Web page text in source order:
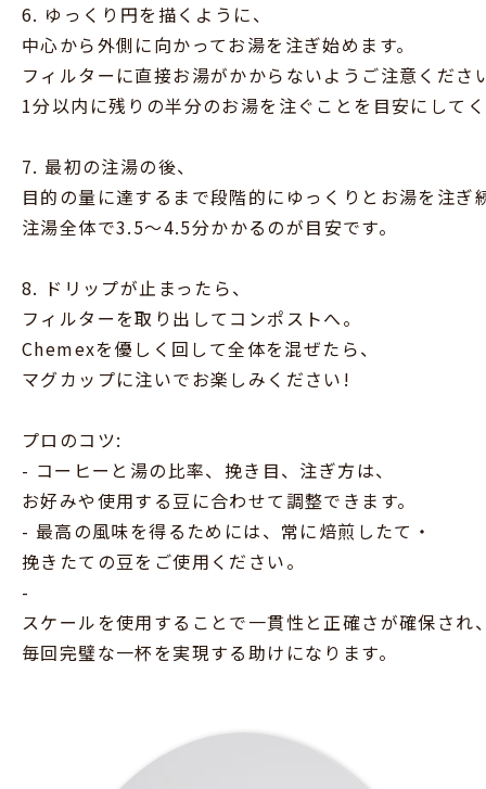
6. ゆっくり円を描くように、
中心から外側に向かってお湯を注ぎ始めます。
フィルターに直接お湯がかからないようご注意くださ
1分以内に残りの半分のお湯を注ぐことを目安にして
7. 最初の注湯の後、
目的の量に達するまで段階的にゆっくりとお湯を注ぎ
注湯全体で3.5〜4.5分かかるのが目安です。
8. ドリップが止まったら、
フィルターを取り出してコンポストへ。
Chemexを優しく回して全体を混ぜたら、
マグカップに注いでお楽しみください!
プロのコツ:
- コーヒーと湯の比率、挽き目、注ぎ方は、
お好みや使用する豆に合わせて調整できます。
- 最高の風味を得るためには、常に焙煎したて・
挽きたての豆をご使用ください。
-
スケールを使用することで一貫性と正確さが確保され
毎回完璧な一杯を実現する助けになります。